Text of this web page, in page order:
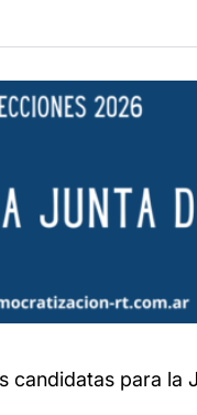
candidatas para la